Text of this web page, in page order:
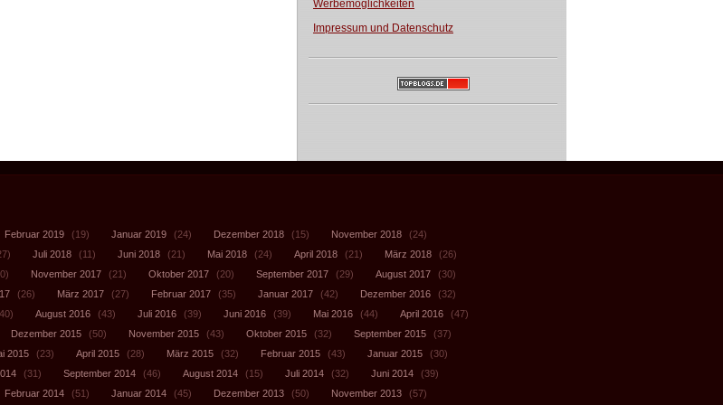
Werbemöglichkeiten
Impressum und Datenschutz
Februar 2019 (19) Januar 2019 (24) Dezember 2018 (15) November 2018
(24)
Juli 2018 (11) Juni 2018 (21) Mai 2018 (24) April 2018 (21) März 2018
(26)
November 2017 (21) Oktober 2017 (20) September 2017 (29) August 2017
(30)
(26) März 2017 (27) Februar 2017 (35) Januar 2017 (42) Dezember 2016
(32)
August 2016 (43) Juli 2016 (39) Juni 2016 (39) Mai 2016 (44) April 2016
(47)
Dezember 2015 (50) November 2015 (43) Oktober 2015 (32) September 2015
(37)
2015 (23) April 2015 (28) März 2015 (32) Februar 2015 (43) Januar 2015
(30)
(31) September 2014 (46) August 2014 (15) Juli 2014 (32) Juni 2014
(39)
Februar 2014 (51) Januar 2014 (45) Dezember 2013 (50) November 2013 (57)